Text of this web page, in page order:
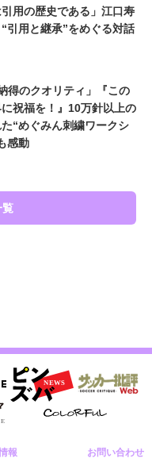
引用の歴史である」江口寿
引用と継承”をめぐる対話
得のクオリティ」『この
祝福を！』10万針以上の
“めぐみん刺繍ワークシ
感動
覧
報 お問い合わせ